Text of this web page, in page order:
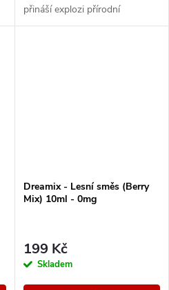
přináší explozi přírodní
sladkosti a svěžesti v každém
Dreamix - Lesní směs (Berry
Mix) 10ml - 0mg
199 Kč
Skladem